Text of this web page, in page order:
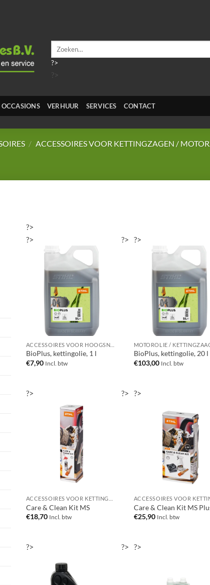
Zoeken
?>
?>
OCCASIONS VERHUUR SERVICES CONTACT
/ ACCESSOIRES VOOR KETTINGZAGEN /
?>
?>
BioPlus, kettingolie, 1 l
€7,90 Incl. btw
?> ?>
BioPlus, kettingolie, 20 l
€103,00 Incl. btw
?>
Care & Clean Kit MS
€18,70 Incl. btw
?> ?>
Care & Clean Kit MS
€25,90 Incl. btw
?> ?> ?>